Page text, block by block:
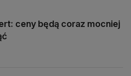
ceny będą coraz mocniej